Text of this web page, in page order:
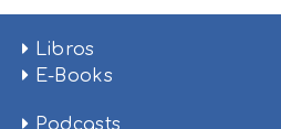
Libros
E-Books
Podcasts